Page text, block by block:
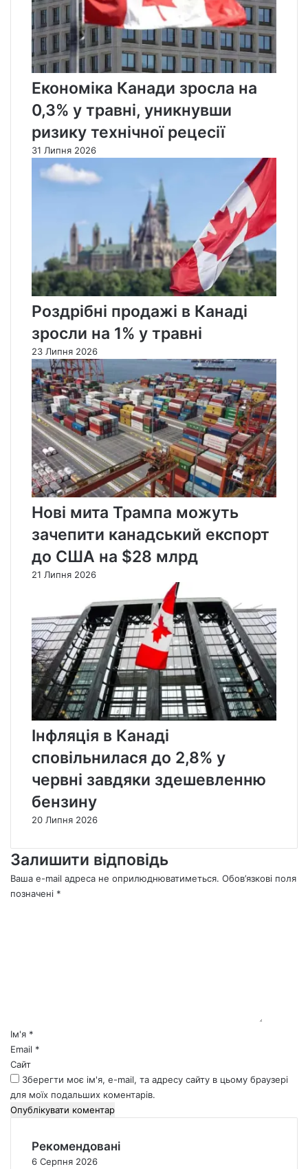
Економіка Канади зросла на
0,3% у травні, уникнувши
ризику технічної рецесії
31 Липня 2026
Роздрібні продажі в Канаді
зросли на 1% у травні
23 Липня 2026
Нові мита Трампа можуть
зачепити канадський експорт
до США на $28 млрд
21 Липня 2026
Інфляція в Канаді
сповільнилася до 2,8% у
червні завдяки здешевленню
бензину
20 Липня 2026
Залишити відповідь
Ваша e-mail адреса не оприлюднюватиметься. Обов’язкові поля
позначені *
*Ім'я *
Email *
Сайт
Зберегти моє ім'я, e-mail, та адресу сайту в цьому браузері
для моїх подальших коментарів.
Рекомендовані
6 Серпня 2026